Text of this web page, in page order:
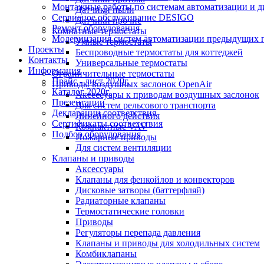
Монтажные работы по системам автоматизации и
Сервисное обслуживание DESIGO
Ремонт оборудования
Модернизация систем автоматизации
Проекты
Контакты
Информация
Прайс - лист 2020г.
Каталог 2020г.
Презентации
Декларации соответствия
Сертификаты соответствия
Подбор оборудования
Датчики пыли
Датчики прочие
Комнатные термостаты
Умные термостаты
Беспроводные термостаты для коттеджей
Универсальные термостаты
Ограничительные термостаты
Приводы воздушных заслонок OpenAir
Аксессуары к приводам воздушных заслонок
Для систем рельсового транспорта
Линейного действия
Компактные VAV
Пожарные приводы
Для систем вентиляции
Клапаны и приводы
Аксессуары
Клапаны для фенкойлов и конвекторов
Дисковые затворы (баттерфляй)
Радиаторные клапаны
Термостатические головки
Приводы
Регуляторы перепада давления
Клапаны и приводы для холодильных систем
Комбиклапаны